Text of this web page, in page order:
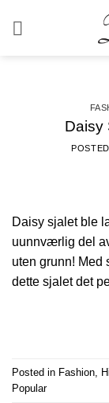
Daisy
Daisy sjalet ble
uunnværlig del
uten grunn! Med
dette sjalet det
Posted in Fashion
Popular